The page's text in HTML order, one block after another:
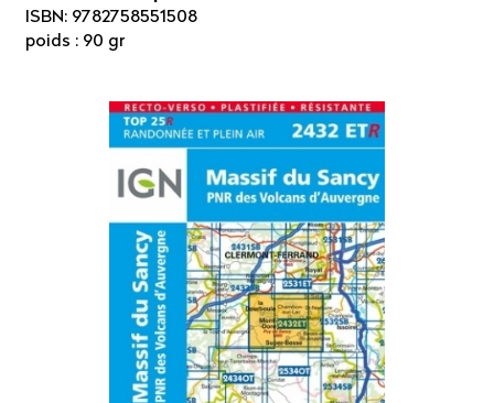
ISBN: 9782758551508
poids : 90 gr